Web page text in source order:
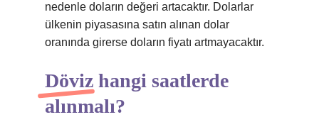
nedenle doların değeri artacaktır. Dolarlar
ülkenin piyasasına satın alınan dolar
oranında girerse doların fiyatı artmayacaktır.
Döviz hangi saatlerde
alınmalı?